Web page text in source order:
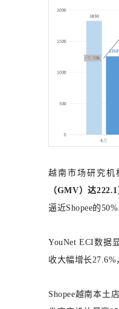
越南市场研究机
（GMV）达
逼近Shopee的50%
YouNet ECI数据
收大幅增长
Shopee越南本土